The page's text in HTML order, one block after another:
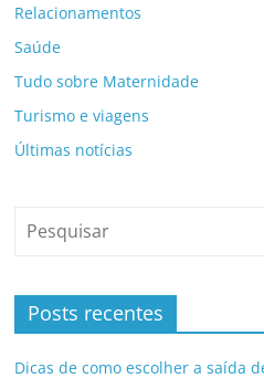
Relacionamentos
Saúde
Tudo sobre Maternidade
Turismo e viagens
Últimas notícias
Posts recentes
Dicas de como escolher a saída